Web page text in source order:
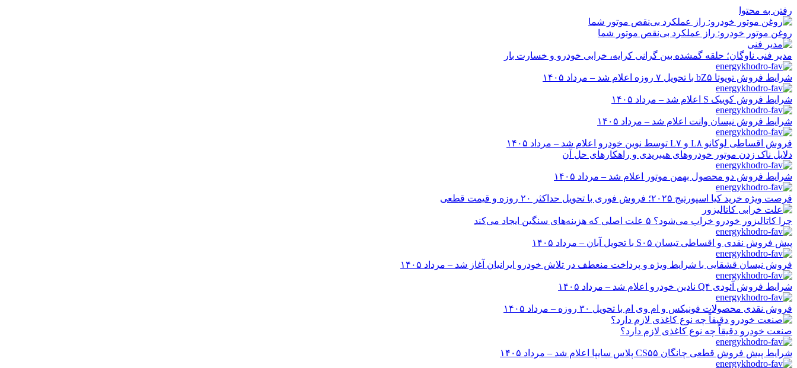
رفتن به محتوا
روغن موتور خودرو: راز عملکرد بی‌نقص موتور شما
مدیر فنی ناوگان؛ حلقه گمشده بین گرانی کرایه، خرابی خودرو و خسارت بار
شرایط فروش تویوتا bZ۵ با تحویل ۷ روزه اعلام شد – مرداد ۱۴۰۵
شرایط فروش کوییک S اعلام شد – مرداد ۱۴۰۵
شرایط فروش نیسان وانت اعلام شد – مرداد ۱۴۰۵
فروش اقساطی لوکانو L۸ و L۷ توسط نوین خودرو اعلام شد – مرداد ۱۴۰۵
دلایل ناک زدن موتور خودروهای هیبریدی و راهکارهای حل آن
شرایط فروش دو محصول بهمن موتور اعلام شد – مرداد ۱۴۰۵
فرصت ویژه خرید کیا اسپورتیج ۲۰۲۵؛ فروش فوری با تحویل حداکثر ۲۰ روزه و قیمت قطعی
چرا کاتالیزور خودرو خراب می‌شود؟ ۵ علت اصلی که هزینه‌های سنگین ایجاد می‌کند
پیش فروش نقدی و اقساطی تیسان S۰۵ با تحویل آبان – مرداد ۱۴۰۵
فروش نیسان قشقایی با شرایط ویژه و پرداخت منعطف در تلاش خودرو ایرانیان آغاز شد – مرداد ۱۴۰۵
شرایط فروش آئودی Q۴ نادین خودرو اعلام شد – مرداد ۱۴۰۵
فروش نقدی محصولات فونیکس و ام وی ام با تحویل ۳۰ روزه – مرداد ۱۴۰۵
صنعت خودرو دقیقاً چه نوع کاغذی لازم دارد؟
شرایط پیش فروش قطعی چانگان CS۵۵ پلاس سایپا اعلام شد – مرداد ۱۴۰۵